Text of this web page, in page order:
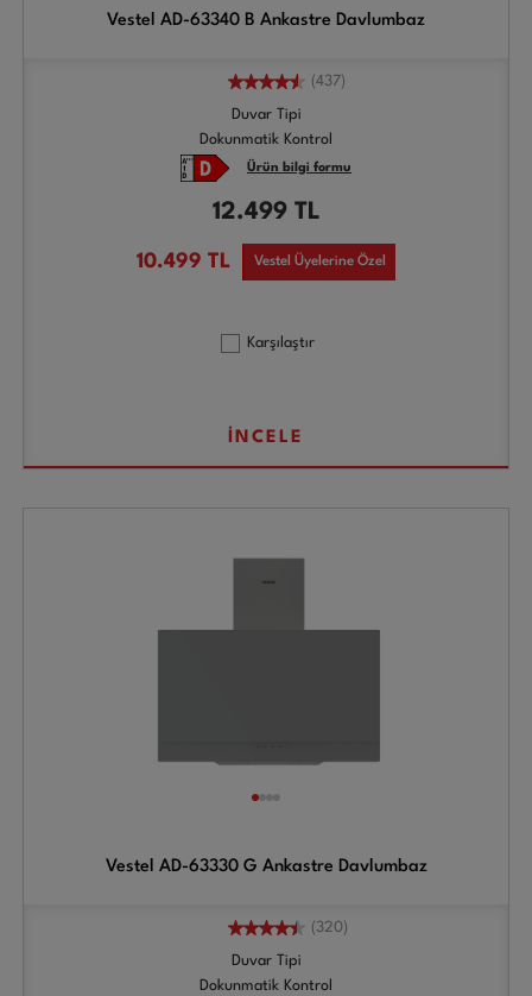
Vestel AD-63340 B Ankastre Davlumbaz
(437)
Duvar Tipi
Dokunmatik Kontrol
Ürün bilgi formu
12.499 TL
10.499 TL Vestel Üyelerine Özel
Karşılaştır
İNCELE
Vestel AD-63330 G Ankastre Davlumbaz
(320)
Duvar Tipi
Dokunmatik Kontrol